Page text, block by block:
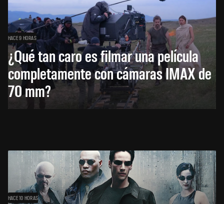
HACE 9 HORAS
¿Qué tan caro es filmar una película
completamente con cámaras IMAX de
70 mm?
HACE 10 HORAS